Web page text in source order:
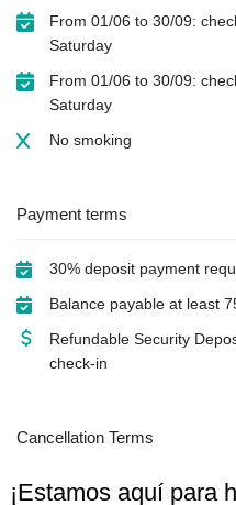
From 01/06 to 30/09:
Saturday
From 01/06 to 30/09:
Saturday
No smoking
Payment terms
30% deposit payment
Balance payable at least
Refundable Security
check-in
Cancellation Terms
Free cancellation within